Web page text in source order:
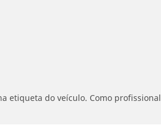
etiqueta do veículo. Como profissional